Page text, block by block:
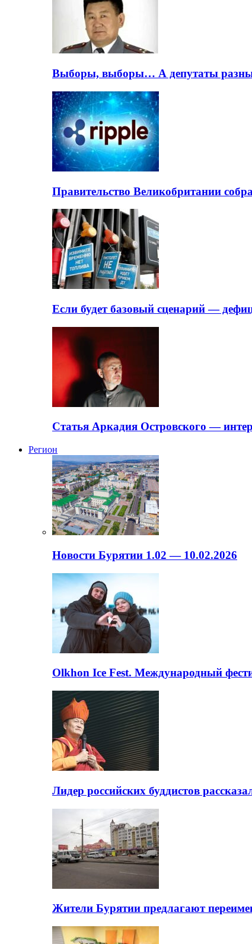
Выборы, выборы… А депутаты
Правительство Великобритании
Если будет базовый сценарий —
Статья Аркадия Островского —
Регион
Новости Бурятии 1.02 — 10.02.2026
Olkhon Ice Fest. Международный
Лидер российских буддистов
Жители Бурятии предлагают